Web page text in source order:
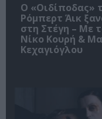
O «Οιδίποδας»
Ρόμπερτ Άικ
στη Στέγη – Με
Νίκο Κουρή &
Κεχαγιόγλου